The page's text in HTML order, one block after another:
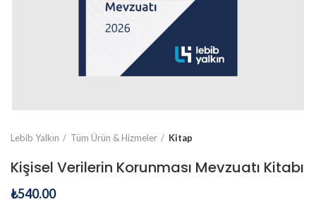
Lebib Yalkın Tüm Ürün & Hizmeler Kitap
Kişisel Verilerin Korunması Mevzuatı Kitabı
₺540.00